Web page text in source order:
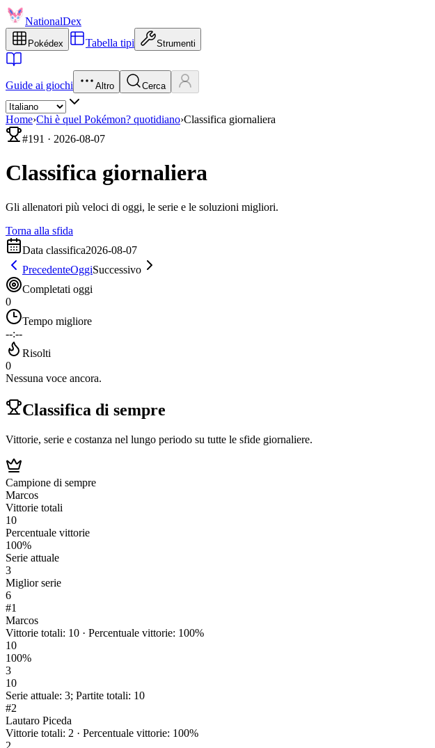
NationalDex
Pokédex Tabella tipi Strumenti
Guide ai giochi Altro Cerca
Home›Chi è quel Pokémon? quotidiano›Classifica giornaliera
#191 · 2026-08-07
Classifica giornaliera
Gli allenatori più veloci di oggi, le serie e le soluzioni migliori.
Torna alla sfida
Data classifica2026-08-07
PrecedenteOggiSuccessivo
Completati oggi
0
Tempo migliore
--:--
Risolti
0
Nessuna voce ancora.
Classifica di sempre
Vittorie, serie e costanza nel lungo periodo su tutte le sfide giornaliere.
Campione di sempre
Marcos
Vittorie totali
10
Percentuale vittorie
100%
Serie attuale
3
Miglior serie
6
#1
Marcos
Vittorie totali: 10 · Percentuale vittorie: 100%
10
100%
3
10
Serie attuale: 3; Partite totali: 10
#2
Lautaro Piceda
Vittorie totali: 2 · Percentuale vittorie: 100%
2